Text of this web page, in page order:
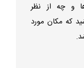
و چه از نظر
که مکان مورد